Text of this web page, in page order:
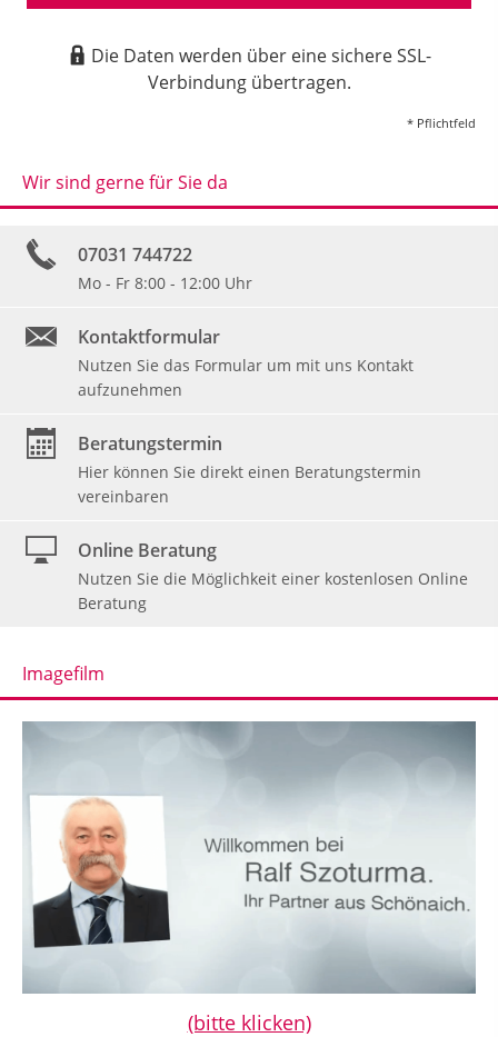
Die Daten werden über eine sichere SSL-
Verbindung übertragen.
* Pflichtfeld
Wir sind gerne für Sie da
07031 744722
Mo - Fr 8:00 - 12:00 Uhr
Kontaktformular
Nutzen Sie das Formular um mit uns Kontakt
aufzunehmen
Beratungstermin
Hier können Sie direkt einen Beratungstermin
vereinbaren
Online Beratung
Nutzen Sie die Möglichkeit einer kostenlosen Online
Beratung
Imagefilm
(bitte klicken)